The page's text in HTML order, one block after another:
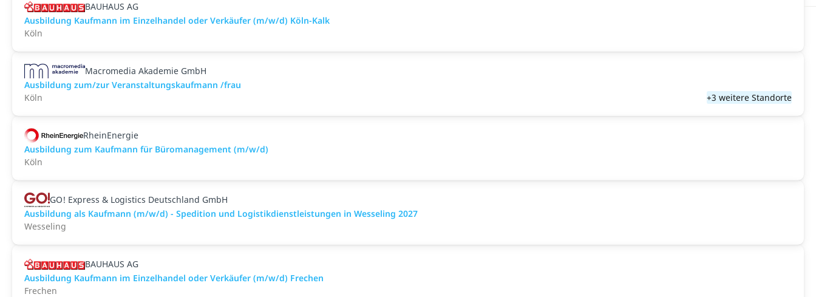
BAUHAUS AG
Ausbildung Kaufmann im Einzelhandel oder Verkäufer (m/w/d) Köln-Kalk
Köln
Macromedia Akademie GmbH
Ausbildung zum/zur Veranstaltungs­kaufmann /frau
Köln
+3 weitere Standorte
RheinEnergie
Ausbildung zum Kaufmann für Büromanagement (m/w/d)
Köln
GO! Express & Logistics Deutschland GmbH
Ausbildung als Kaufmann (m/w/d) - Spedition und Logistikdienstleistungen in Wesseling 2027
Wesseling
BAUHAUS AG
Ausbildung Kaufmann im Einzelhandel oder Verkäufer (m/w/d) Frechen
Frechen